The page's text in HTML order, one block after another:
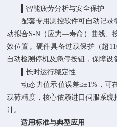
▌智能疲劳分析与安全保护
配套专用测控软件可自动记录
动拟合S‑N（应力—寿命）曲线、
效位置。硬件具备过载保护（超
自动检测停机及急停按钮，保障设
▌长时运行稳定性
动态力值示值误差≤±1%，可
载荷精度，核心依赖进口伺服系
计。
适用标准与典型应用